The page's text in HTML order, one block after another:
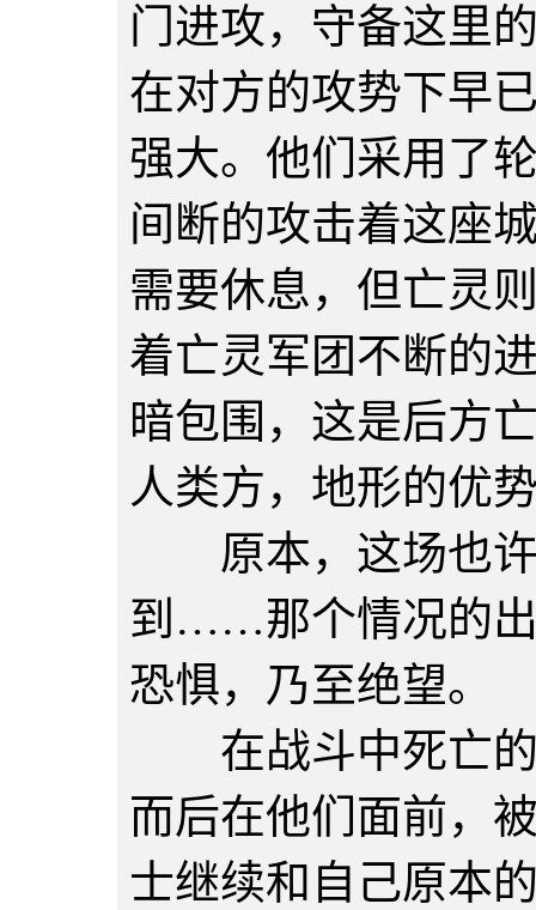
门进攻，守备这里
在对方的攻势下早
强大。他们采用了
间断的攻击着这座
需要休息，但亡灵
着亡灵军团不断的
暗包围，这是后方
人类方，地形的优
原本，这场也许
到……那个情况的
恐惧，乃至绝望。
在战斗中死亡的
而后在他们面前，
士继续和自己原本